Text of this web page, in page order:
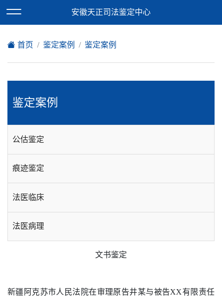
欢迎访问安徽天正司法鉴定中心网站！
安徽天正司法鉴定中心
首页 鉴定案例 鉴定案例
鉴定案例
公估鉴定
痕迹鉴定
法医临床
法医病理
文书鉴定
新疆阿克苏市人民法院在审理原告井某与被告XX有限责任